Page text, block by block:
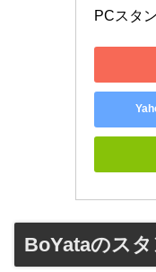
PCスタ
BoYataのス